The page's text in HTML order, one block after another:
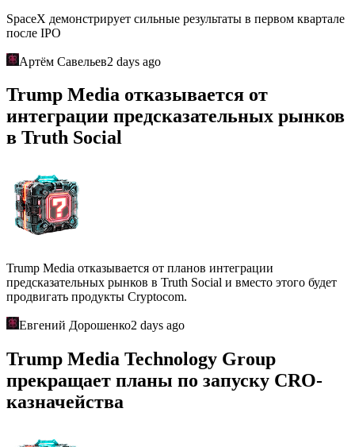
SpaceX демонстрирует сильные результаты в первом квартале
после IPO
Артём Савельев2 days ago
Trump Media отказывается от
интеграции предсказательных рынков
в Truth Social
Trump Media отказывается от планов интеграции
предсказательных рынков в Truth Social и вместо этого будет
продвигать продукты Cryptocom.
Евгений Дорошенко2 days ago
Trump Media Technology Group
прекращает планы по запуску CRO-
казначейства